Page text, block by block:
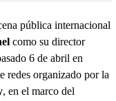
pública internacional
como su director
6 de abril en
redes organizado por la
, en el marco del